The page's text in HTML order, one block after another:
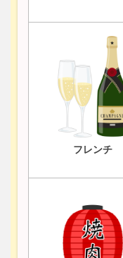
フレンチ